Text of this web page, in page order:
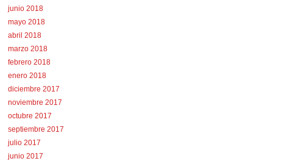
junio 2018
mayo 2018
abril 2018
marzo 2018
febrero 2018
enero 2018
diciembre 2017
noviembre 2017
octubre 2017
septiembre 2017
julio 2017
junio 2017